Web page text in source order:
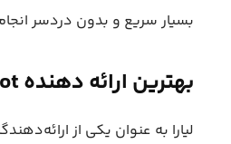
بسیار سریع و بدون دردسر
بهترین ارائه دهنده Penpot
لیارا به عنوان یکی از